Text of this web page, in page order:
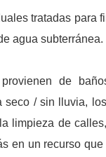
tratadas para
agua subterránea.
de
/ sin lluvia,
limpieza de
en un recurso